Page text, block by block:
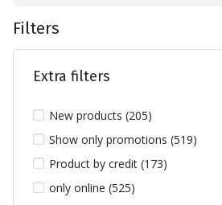
Filters
Extra filters
New products (205)
Show only promotions (519)
Product by credit (173)
only online (525)